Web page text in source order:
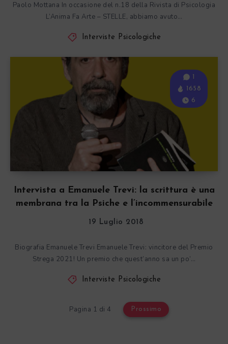
Paolo Mottana In occasione del n.18 della Rivista di Psicologia
L’Anima Fa Arte – STELLE, abbiamo avuto…
Interviste Psicologiche
Intervista a Emanuele Trevi: la scrittura è una
membrana tra la Psiche e l’incommensurabile
1
1658
6
19 Luglio 2018
Biografia Emanuele Trevi Emanuele Trevi: vincitore del Premio
Strega 2021! Un premio che quest’anno sa un po’…
Interviste Psicologiche
Pagina 1 di 4 Prossimo